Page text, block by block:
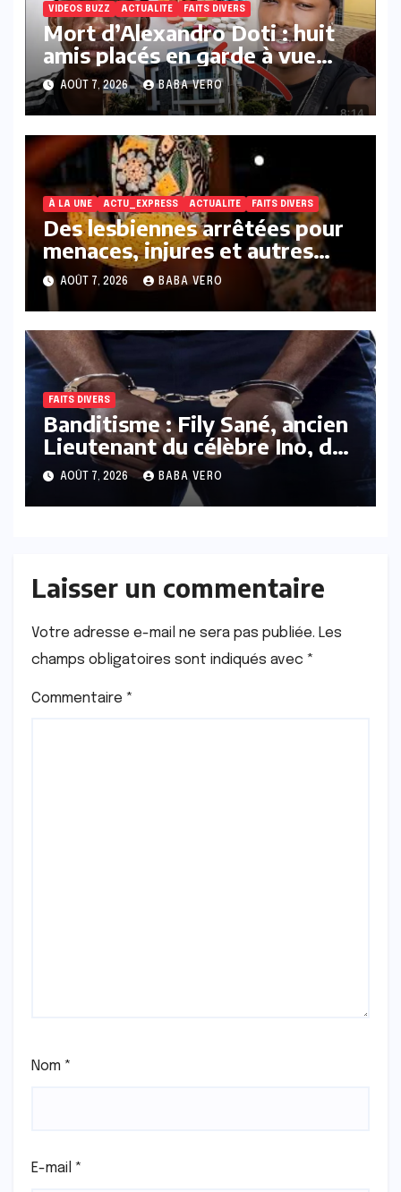
VIDEOS BUZZ ACTUALITE FAITS DIVERS
Mort d’Alexandro Doti : huit
amis placés en garde à vue
dans le cadre des
investigations
AOÛT 7, 2026 BABA VERO
À LA UNE ACTU_EXPRESS ACTUALITE FAITS DIVERS
Des lesbiennes arrêtées pour
menaces, injures et autres
infractions présumées
AOÛT 7, 2026 BABA VERO
FAITS DIVERS
Banditisme : Fily Sané, ancien
Lieutenant du célèbre Ino, de
nouveau Interpellé
AOÛT 7, 2026 BABA VERO
Laisser un commentaire
Votre adresse e-mail ne sera pas publiée. Les
champs obligatoires sont indiqués avec *
Commentaire *
Nom *
E-mail *